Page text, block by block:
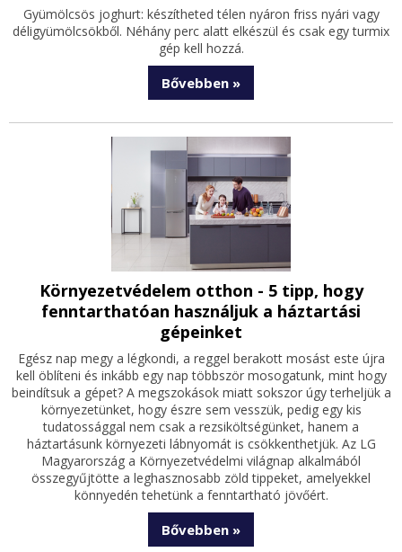
Gyümölcsös joghurt: készítheted télen nyáron friss nyári vagy
déligyümölcsökből. Néhány perc alatt elkészül és csak egy turmix
gép kell hozzá.
Bővebben »
Környezetvédelem otthon - 5 tipp, hogy
fenntarthatóan használjuk a háztartási
gépeinket
Egész nap megy a légkondi, a reggel berakott mosást este újra
kell öblíteni és inkább egy nap többször mosogatunk, mint hogy
beindítsuk a gépet? A megszokások miatt sokszor úgy terheljük a
környezetünket, hogy észre sem vesszük, pedig egy kis
tudatossággal nem csak a rezsiköltségünket, hanem a
háztartásunk környezeti lábnyomát is csökkenthetjük. Az LG
Magyarország a Környezetvédelmi világnap alkalmából
összegyűjtötte a leghasznosabb zöld tippeket, amelyekkel
könnyedén tehetünk a fenntartható jövőért.
Bővebben »